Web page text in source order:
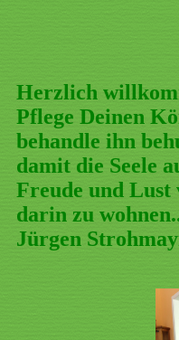
Herzlich
Pflege Deinen
behandle ihn
damit die Seele
Freude und Lust
darin zu
Jürgen